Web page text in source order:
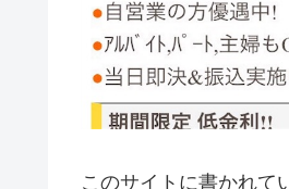
このサイトに書かれて